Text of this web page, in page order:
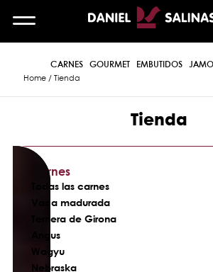
CARNES GOURMET EMBUTIDOS
Home/ Tienda
Tienda
Carnes
Todas las carnes
Vaca madurada
Ternera de Girona
Angus
Wagyu
Nebraska